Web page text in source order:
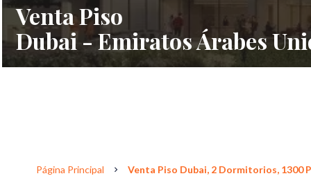
Venta Piso
Dubai - Emiratos Árabes
Página Principal Venta Piso Dubai, 2 Dormitorios, 1300